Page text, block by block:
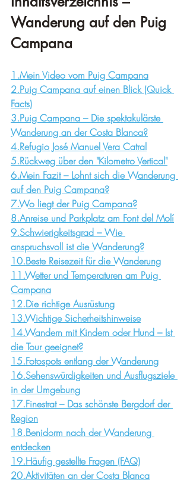
Wanderung auf den Puig
Campana
1.Mein Video vom Puig Campana
2.Puig Campana auf einen Blick (Quick
Facts)
3.Puig Campana – Die spektakulärste
Wanderung an der Costa Blanca?
4.Refugio José Manuel Vera Catral
5.Rückweg über den "Kilometro Vertical"
6.Mein Fazit – Lohnt sich die Wanderung
auf den Puig Campana?
7.Wo liegt der Puig Campana?
8.Anreise und Parkplatz am Font del Molí
9.Schwierigkeitsgrad – Wie
anspruchsvoll ist die Wanderung?
10.Beste Reisezeit für die Wanderung
11.Wetter und Temperaturen am Puig
Campana
12.Die richtige Ausrüstung
13.Wichtige Sicherheitshinweise
14.Wandern mit Kindern oder Hund – Ist
die Tour geeignet?
15.Fotospots entlang der Wanderung
16.Sehenswürdigkeiten und Ausflugsziele
in der Umgebung
17.Finestrat – Das schönste Bergdorf der
Region
18.Benidorm nach der Wanderung
entdecken
19.Häufig gestellte Fragen (FAQ)
20.Aktivitäten an der Costa Blanca